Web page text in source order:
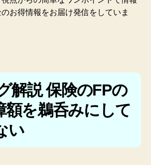
お得情報をお届け発信をしていま
解説 保険のFPの
額を鵜呑みにして
い